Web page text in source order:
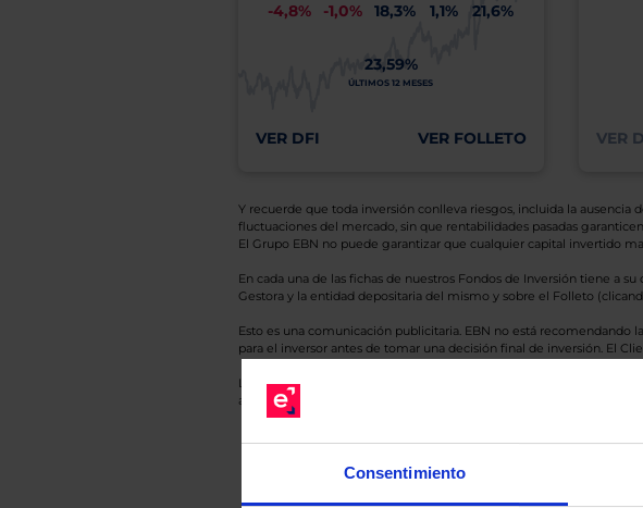
Consentimiento
-4,8% -1,0% 18,3% 1,1% 21,6%
23,59%
ÚLTIMOS 12 MESES
VER DFI VER FOLLETO VER
Y recuerde que toda inversión conlleva riesgos, incluida la
fluctuaciones del mercado, sin que rentabilidades pasadas
El Grupo EBN no puede garantizar que cualquier capital invertido
En cada una de las fichas de nuestros Fondos de Inversión tiene a
Gestora y la entidad depositaria del mismo y sobre el Folleto
Esto es una comunicación publicitaria. EBN no está
para el inversor antes de tomar una decisión final de inversión. El
Los datos de rentabilidad mostrados hacen referencia a los Valores
anterior a Valor Liquidativo actual con reinversión de dividendos si